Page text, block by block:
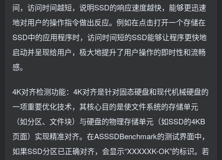
间，访问时间越短，说明SSD的响应速度越快，能够更迅速
地对用户的操作指令做出反应。例如在点击打开一个存储在
SSD中的应用程序时，访问时间短的SSD能够让程序更快地
启动并呈现给用户，极大地提升了用户操作的即时性和流畅
感。
4K对齐检测功能：4K对齐是针对固态硬盘和现代机械硬盘的
一项重要优化技术，其核心目的是使文件系统的存储单元
（如分区、文件块）与硬盘的物理存储单元（如SSD的4KB
页面）实现精准对齐。在ASSSDBenchmark的测试界面中，
如果SSD分区已正确对齐，会显示“XXXXXK-OK”的标识。若